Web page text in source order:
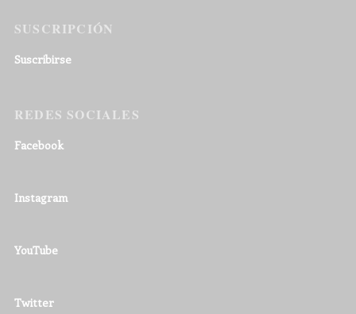
SUSCRIPCIÓN
Suscribirse
REDES SOCIALES
Facebook
Instagram
YouTube
Twitter